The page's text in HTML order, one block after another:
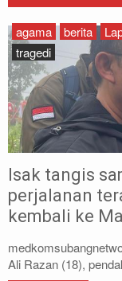
Isak tangis
perjalanan
kembali ke
Ali Razan (18),
agama berita
tragedi